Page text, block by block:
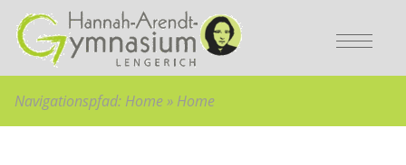
Bitte wählen Sie:
zur Hauptnavigation
Hauptnavigation überspringen
zum Hauptinhalt
zum Inhaltsverzeichnis
Sie sind hier:
Home »
Home»
Navigationspfad: Home» Home